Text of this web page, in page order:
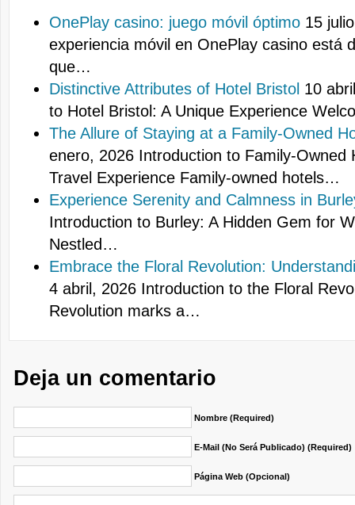
OnePlay casino: juego móvil óptimo 15
experiencia móvil en OnePlay casino está
que…
Distinctive Attributes of Hotel Bristol 10
to Hotel Bristol: A Unique Experience
The Allure of Staying at a Family-Owned
enero, 2026 Introduction to Family-Owned
Travel Experience Family-owned hotels…
Experience Serenity and Calmness in
Introduction to Burley: A Hidden Gem for
Nestled…
Embrace the Floral Revolution:
4 abril, 2026 Introduction to the Floral
Revolution marks a…
Deja un comentario
Nombre (required)
E-Mail (no Será Publicado) (required)
Página Web (opcional)